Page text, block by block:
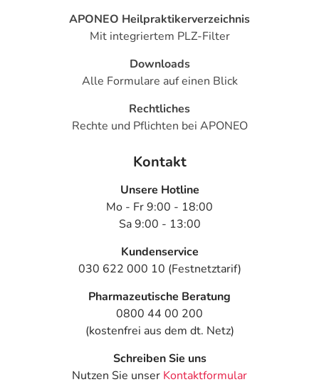
APONEO Heilpraktikerverzeichnis
Mit integriertem PLZ-Filter
Downloads
Alle Formulare auf einen Blick
Rechtliches
Rechte und Pflichten bei APONEO
Kontakt
Unsere Hotline
Mo - Fr 9:00 - 18:00
Sa 9:00 - 13:00
Kundenservice
030 622 000 10 (Festnetztarif)
Pharmazeutische Beratung
0800 44 00 200
(kostenfrei aus dem dt. Netz)
Schreiben Sie uns
Nutzen Sie unser Kontaktformular